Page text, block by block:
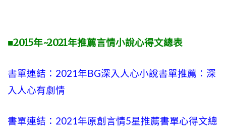
■2015年~2021年推薦言情小說心得文總表
書單連結：2021年BG深入人心小說書單推薦：深
入人心有劇情
書單連結：2021年原創言情5星推薦書單心得文總